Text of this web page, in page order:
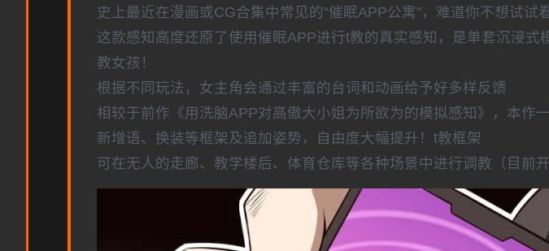
史上最近在漫画或CG合集中常见的“催眠APP公寓”，难道你不想试试
这款感知高度还原了使用催眠APP进行t教的真实感知，是单套沉浸
教女孩！
根据不同玩法，女主角会通过丰富的台词和动画给予好多样反馈
相较于前作《用洗脑APP对高傲大小姐为所欲为的模拟感知》，本作一
新增语、换装等框架及追加姿势，自由度大幅提升！t教框架
可在无人的走廊、教学楼后、体育仓库等各种场景中进行调教（目前开